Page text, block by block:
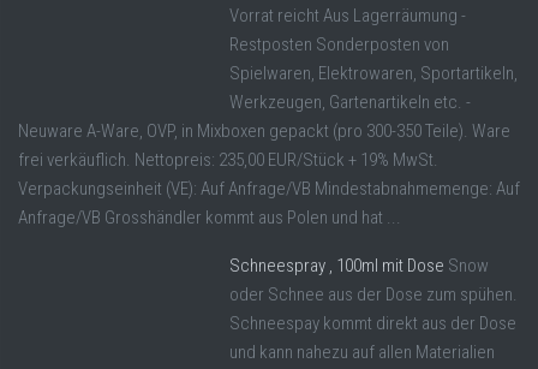
Vorrat reicht Aus Lagerräumung -
Restposten Sonderposten von
Spielwaren, Elektrowaren, Sportartikeln,
Werkzeugen, Gartenartikeln etc. -
Neuware A-Ware, OVP, in Mixboxen gepackt (pro 300-350 Teile). Ware
frei verkäuflich. Nettopreis: 235,00 EUR/Stück + 19% MwSt.
Verpackungseinheit (VE): Auf Anfrage/VB Mindestabnahmemenge: Auf
Anfrage/VB Grosshändler kommt aus Polen und hat ...
Schneespray , 100ml mit Dose Snow
oder Schnee aus der Dose zum spühen.
Schneespay kommt direkt aus der Dose
und kann nahezu auf allen Materialien